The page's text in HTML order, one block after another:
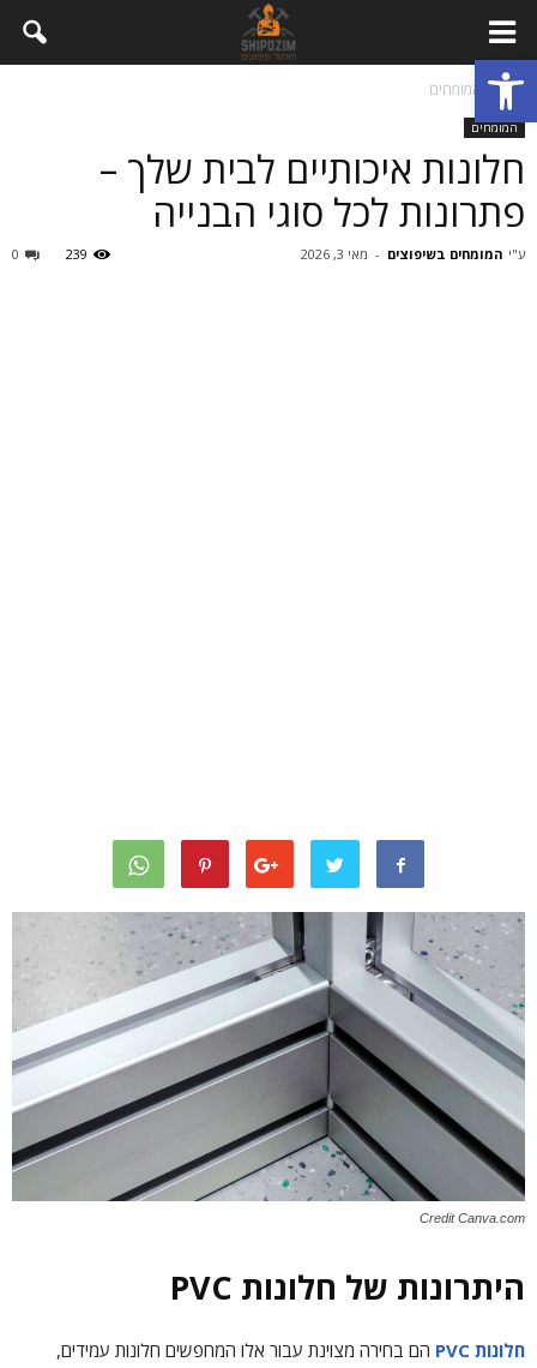
פתח סרגל נגישות
בית המומחים
המומחים
חלונות איכותיים לבית שלך –
פתרונות לכל סוגי הבנייה
ע"י המומחים בשיפוצים - מאי 3, 2026 0 239
Credit Canva.com
היתרונות של חלונות PVC
חלונות PVC
הם בחירה מצוינת עבור אלו המחפשים חלונות עמידים,